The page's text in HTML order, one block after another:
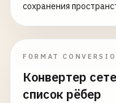
сохранения
FORMAT
Конвертер
список рёбер